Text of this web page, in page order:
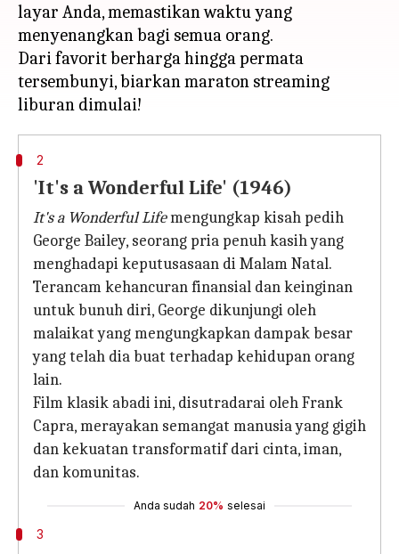
layar Anda, memastikan waktu yang
menyenangkan bagi semua orang.
Dari favorit berharga hingga permata
tersembunyi, biarkan maraton streaming
2
'It's a Wonderful Life' (1946)
It's a Wonderful Lifemengungkap kisah pedih
George Bailey, seorang pria penuh kasih yang
menghadapi keputusasaan di Malam Natal.
Terancam kehancuran finansial dan keinginan
untuk bunuh diri, George dikunjungi oleh
malaikat yang mengungkapkan dampak besar
yang telah dia buat terhadap kehidupan orang
lain.
Film klasik abadi ini, disutradarai oleh Frank
Capra, merayakan semangat manusia yang gigih
dan kekuatan transformatif dari cinta, iman,
dan komunitas.
Anda sudah 20% selesai
3